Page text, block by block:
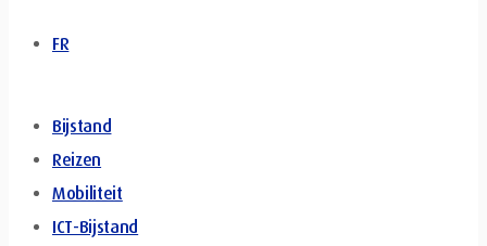
FR
Bijstand
Reizen
Mobiliteit
ICT-Bijstand